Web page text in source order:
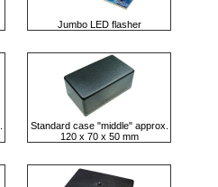
Jumbo LED flasher
Standard case "middle" approx.
120 x 70 x 50 mm